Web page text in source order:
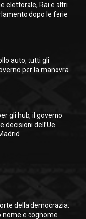
elettorale, Rai e altri
dopo le ferie
auto, tutti gli
per la manovra
gli hub, il governo
decisioni dell’Ue
della democrazia:
nome e cognome